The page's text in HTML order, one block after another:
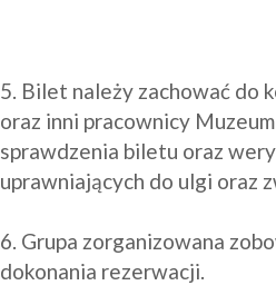
5. Bilet należy zachować do
oraz inni pracownicy
sprawdzenia biletu oraz
uprawniających do ulgi oraz
6. Grupa zorganizowana
dokonania rezerwacji.